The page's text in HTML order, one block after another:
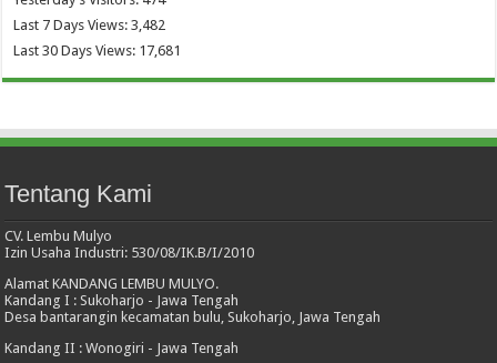
Last 7 Days Views:3,482
Last 30 Days Views: 17,681
Tentang Kami
CV. Lembu Mulyo
Izin Usaha Industri: 530/08/IK.B/I/2010
Alamat KANDANG LEMBU MULYO.
Kandang I : Sukoharjo - Jawa Tengah
Desa bantarangin kecamatan bulu, Sukoharjo, Jawa Tengah
Kandang II : Wonogiri - Jawa Tengah